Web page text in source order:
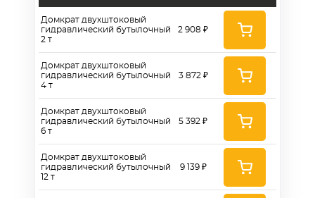
Домкрат двухштоковый
гидравлический бутылочный
2 т
Домкрат двухштоковый
гидравлический бутылочный
4 т
Домкрат двухштоковый
гидравлический бутылочный
6 т
Домкрат двухштоковый
гидравлический бутылочный
12 т
2 908 ₽
3 872 ₽
5 392 ₽
9 139 ₽